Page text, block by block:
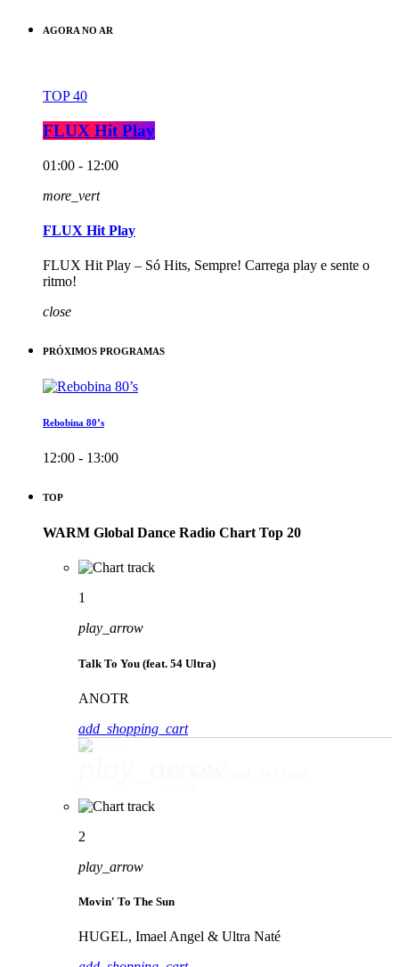
AGORA NO AR
TOP 40
FLUX Hit Play
01:00 - 12:00
more_vert
FLUX Hit Play
FLUX Hit Play – Só Hits, Sempre! Carrega play e sente o
ritmo!
close
PRÓXIMOS PROGRAMAS
Rebobina 80’s
12:00 - 13:00
TOP
WARM Global Dance Radio Chart Top 20
1
play_arrow
Talk To You (feat. 54 Ultra)
ANOTR
add_shopping_cart
2
play_arrow
Movin' To The Sun
HUGEL, Imael Angel & Ultra Naté